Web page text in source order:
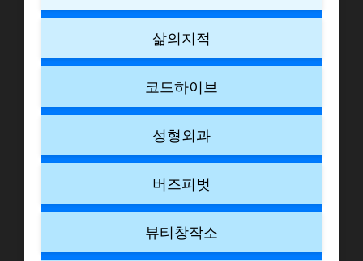
삶의지적
코드하이브
성형외과
버즈피벗
뷰티창작소